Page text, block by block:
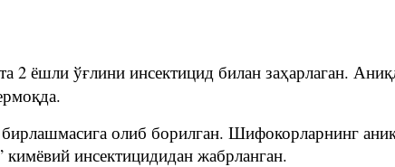
ёшли ўғлини инсектицид билан заҳарлаган.
олиб борилган. Шифокорларнинг
инсектицидидан жабрланган.